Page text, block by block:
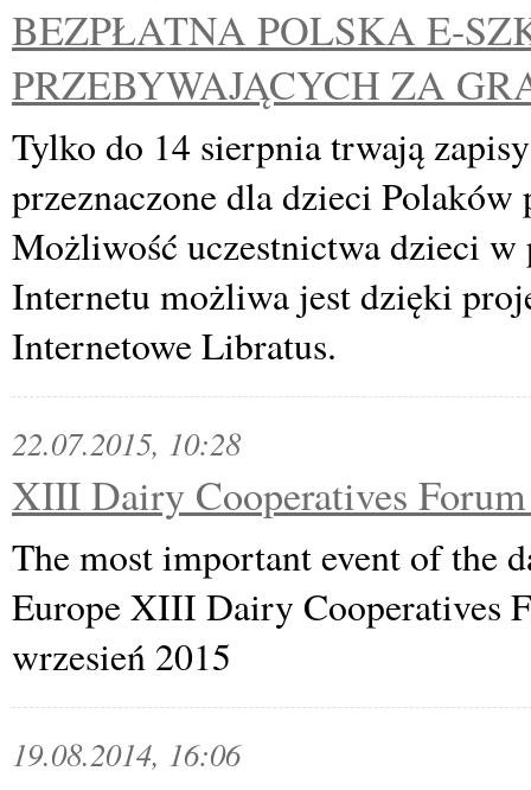
BEZPŁATNA POLSKA E-
PRZEBYWAJĄCYCH ZA
Tylko do 14 sierpnia trwają
przeznaczone dla dzieci
Możliwość uczestnictwa dzieci
Internetu możliwa jest dzięki
Internetowe Libratus.
22.07.2015, 10:28
XIII Dairy Cooperatives
The most important event of the
Europe XIII Dairy Cooperatives
wrzesień 2015
19.08.2014, 16:06